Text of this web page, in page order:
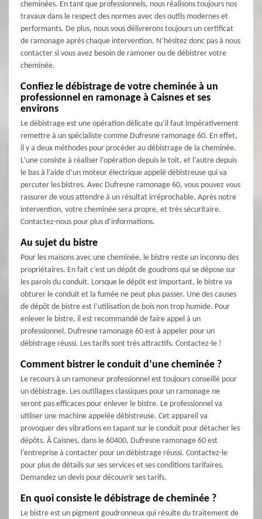
cheminées. En tant que professionnels, nous réalisons toujours nos
travaux dans le respect des normes avec des outils modernes et
performants. De plus, nous vous délivrerons toujours un certificat
de ramonage après chaque intervention. N’hésitez donc pas à nous
contacter si vous avez besoin de ramoner ou de débistrer votre
cheminée.
Confiez le débistrage de votre cheminée à un
professionnel en ramonage à Caisnes et ses
environs
Le débistrage est une opération délicate qu’il faut impérativement
remettre à un spécialiste comme Dufresne ramonage 60. En effet,
il y a deux méthodes pour procéder au débistrage de la cheminée.
L’une consiste à réaliser l’opération depuis le toit, et l’autre depuis
le bas à l’aide d’un moteur électrique appelé débistreuse qui va
percuter les bistres. Avec Dufresne ramonage 60, vous pouvez vous
rassurer de vous attendre à un résultat irréprochable. Après notre
intervention, votre cheminée sera propre, et très sécuritaire.
Contactez-nous pour plus d’informations.
Au sujet du bistre
Pour les maisons avec une cheminée, le bistre reste un inconnu des
propriétaires. En fait c’est un dépôt de goudrons qui se dépose sur
les parois du conduit. Lorsque le dépôt est important, le bistre va
obturer le conduit et la fumée ne peut plus passer. Une des causes
de dépôt de bistre est l’utilisation de bois non trop humide. Pour
enlever le bistre, il est recommandé de faire appel à un
professionnel. Dufresne ramonage 60 est à appeler pour un
débistrage réussi. Les tarifs sont très attractifs. Contactez-le !
Comment bistrer le conduit d’une cheminée ?
Le recours à un ramoneur professionnel est toujours conseillé pour
un débistrage. Les outillages classiques pour un ramonage ne
seront pas efficaces pour enlever le bistre. Le professionnel va
utiliser une machine appelée débistreuse. Cet appareil va
provoquer des vibrations en tapant sur le conduit pour détacher les
dépôts. À Caisnes, dans le 60400, Dufresne ramonage 60 est
l’entreprise à contacter pour un débistrage réussi. Contactez-le
pour plus de détails sur ses services et ses conditions tarifaires.
Demandez un devis pour découvrir ses tarifs.
En quoi consiste le débistrage de cheminée ?
Le bistre est un pigment goudronneux qui résulte du traitement de